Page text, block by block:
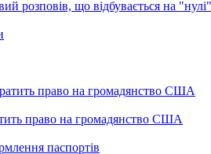
розповів, що відбувається на "нулі"
право на громадянство США